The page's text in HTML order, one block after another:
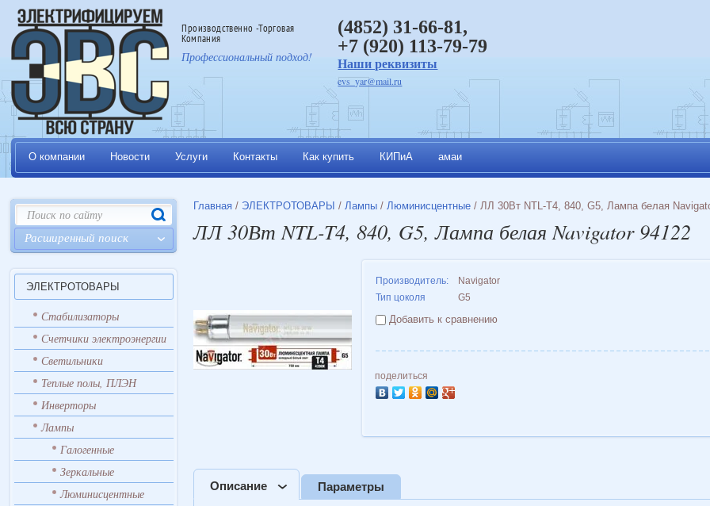
Производственно -Торговая
Компания
Профессиональный подход!
(4852) 31-66-81,
+7 (920) 113-79-79
Наши реквизиты
evs_yar@mail.ru
О компании Новости Услуги Контакты Как купить КИПиА амаи
Расширенный поиск
ЭЛЕКТРОТОВАРЫ
Стабилизаторы
Счетчики электроэнергии
Светильники
Теплые полы, ПЛЭН
Инверторы
Лампы
Галогенные
Зеркальные
Люминисцентные
Главная / ЭЛЕКТРОТОВАРЫ /Лампы /Люминисцентные / ЛЛ 30Вт NTL-T4, 840, G5, Лампа белая
ЛЛ 30Вт NTL-T4, 840, G5, Лампа белая Navigator 94122
Производитель:
Navigator
Тип цоколя
G5
Добавить к сравнению
поделиться
Описание Параметры